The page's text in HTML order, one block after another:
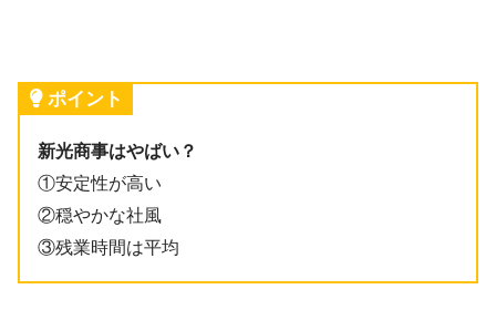
ポイント
新光商事はやばい？
①安定性が高い
②穏やかな社風
③残業時間は平均